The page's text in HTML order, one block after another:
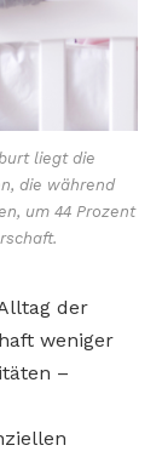
liegt die
die während
um 44 Prozent
der
weniger
–